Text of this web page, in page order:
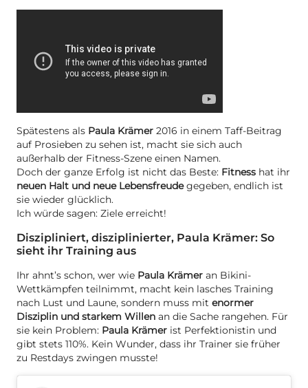
Spätestens als Paula Krämer 2016 in einem Taff-Beitrag
auf Prosieben zu sehen ist, macht sie sich auch
außerhalb der Fitness-Szene einen Namen.
Doch der ganze Erfolg ist nicht das Beste: Fitness hat ihr
neuen Halt und neue Lebensfreudegegeben, endlich ist
sie wieder glücklich.
Ich würde sagen: Ziele erreicht!
Diszipliniert, disziplinierter, Paula Krämer: So
sieht ihr Training aus
Ihr ahnt’s schon, wer wie Paula Krämer an Bikini-
Wettkämpfen teilnimmt, macht kein lasches Training
nach Lust und Laune, sondern muss mit enormer
Disziplin und starkem Willen an die Sache rangehen. Für
sie kein Problem: Paula Krämer ist Perfektionistin und
gibt stets 110%. Kein Wunder, dass ihr Trainer sie früher
zu Restdays zwingen musste!